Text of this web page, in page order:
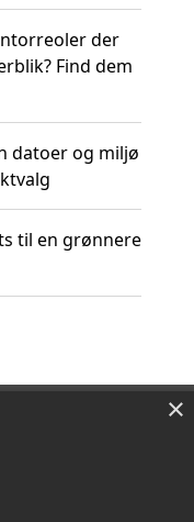
der
Find dem
datoer og miljø
til en grønnere
×